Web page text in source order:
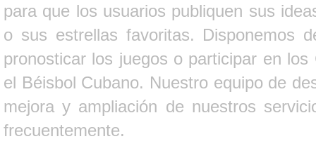
para que los usuarios publiquen sus
o sus estrellas favoritas. Disponemos
pronosticar los juegos o participar en
el Béisbol Cubano. Nuestro equipo de
mejora y ampliación de nuestros
frecuentemente.